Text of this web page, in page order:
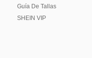
Guía De Tallas
SHEIN VIP